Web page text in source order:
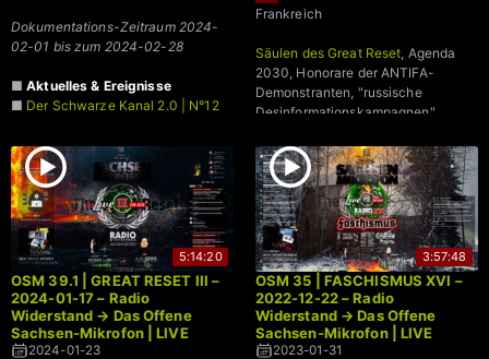
Dokumentations-Zeitraum 2024-
02-01 bis zum 2024-02-28
■Aktuelles & Ereignisse
■ Der Schwarze Kanal 2.0 | N°12
Frankreich
Säulen des Great Reset, Agenda
2030, Honorare der ANTIFA-
Demonstranten, "russische
Desinformationskampagnen",
5:14:20
OSM 39.1 | GREAT RESET III –
2024-01-17 – Radio
Widerstand → Das Offene
Sachsen-Mikrofon | LIVE
2024-01-23
3:57:48
OSM 35 | FASCHISMUS XVI –
2022-12-22 – Radio
Widerstand → Das Offene
Sachsen-Mikrofon | LIVE
2023-01-31